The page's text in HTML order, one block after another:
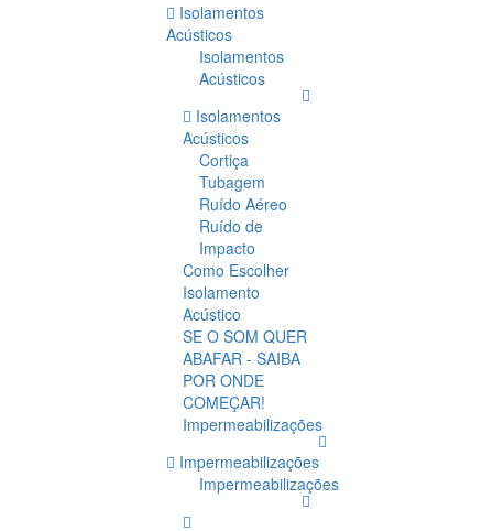
Isolamentos
Acústicos
Isolamentos
Acústicos
Isolamentos
Acústicos
Cortiça
Tubagem
Ruído Aéreo
Ruído de
Impacto
Como Escolher
Isolamento
Acústico
SE O SOM QUER
ABAFAR - SAIBA
POR ONDE
COMEÇAR!
Impermeabilizações
Impermeabilizações
Impermeabilizações